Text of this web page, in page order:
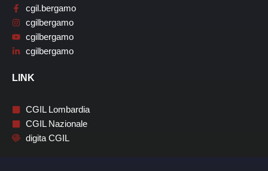
cgil.bergamo
cgilbergamo
cgilbergamo
cgilbergamo
LINK
CGIL Lombardia
CGIL Nazionale
digita CGIL